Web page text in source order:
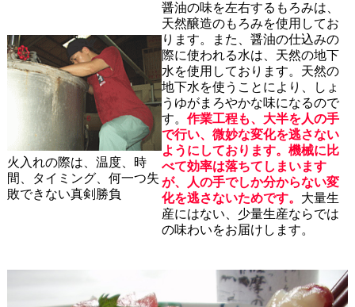
火入れの際は、温度、時
間、タイミング、何一つ失
敗できない真剣勝負
醤油の味を左右するもろみは、
天然醸造のもろみを使用してお
ります。また、醤油の仕込みの
際に使われる水は、天然の地下
水を使用しております。天然の
地下水を使うことにより、しょ
うゆがまろやかな味になるので
す。 作業工程も、大半を人の手
で行い、微妙な変化を逃さない
ようにしております。機械に比
べて効率は落ちてしまいます
が、人の手でしか分からない変
化を逃さないためです。 大量生
産にはない、少量生産ならでは
の味わいをお届けします。